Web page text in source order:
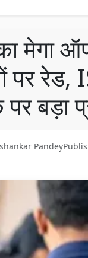
मेगा
पर
बड़ा
Pandey